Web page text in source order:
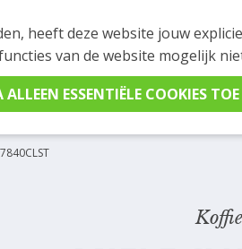
Wil je je vast oriënteren?
heeft deze website jouw
van de website mogelijk